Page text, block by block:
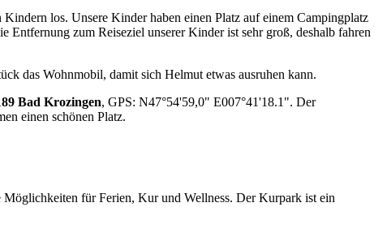
los. Unsere Kinder haben einen Platz auf einem Campingplatz
zum Reiseziel unserer Kinder ist sehr groß, deshalb fahren
das Wohnmobil, damit sich Helmut etwas ausruhen kann.
Bad Krozingen, GPS: N47°54'59,0" E007°41'18.1". Der
einen schönen Platz.
Möglichkeiten für Ferien, Kur und Wellness. Der Kurpark ist ein